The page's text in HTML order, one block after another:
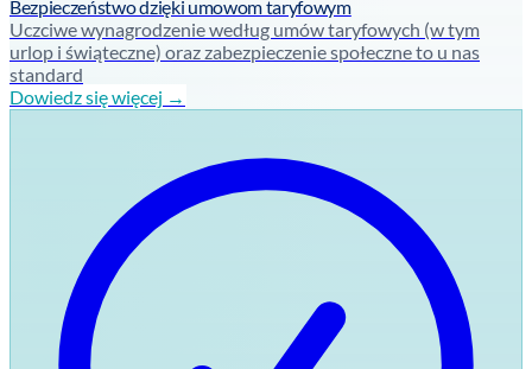
Bezpieczeństwo dzięki umowom taryfowym
Uczciwe wynagrodzenie według umów taryfowych (w tym
urlop i świąteczne) oraz zabezpieczenie społeczne to u nas
standard
Dowiedz się więcej →